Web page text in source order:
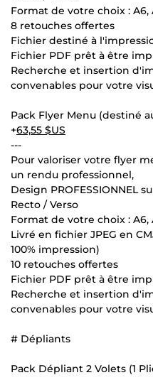
Format de votre choix : A6,
8 retouches offertes
Fichier destiné à
Fichier PDF prêt à être
Recherche et insertion
convenables pour votre
Pack Flyer Menu (destiné
+63,55 $US
---
Pour valoriser votre flyer
un rendu professionnel,
Design PROFESSIONNEL
Recto / Verso
Format de votre choix : A6,
Livré en fichier JPEG en
100% impression)
10 retouches offertes
Fichier PDF prêt à être
Recherche et insertion
convenables pour votre
# Dépliants
Pack Dépliant 2 Volets (1